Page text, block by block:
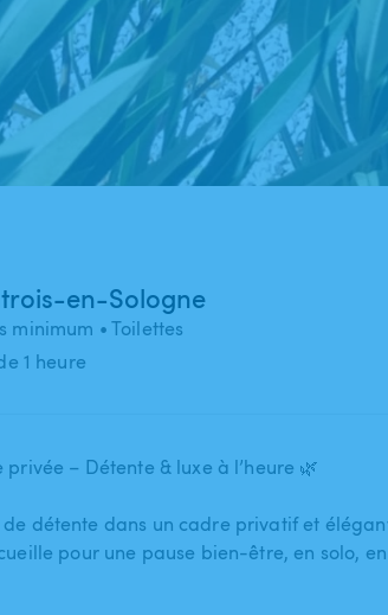
en-Sologne
minimum • Toilettes
1 heure
– Détente & luxe à l’heure 🌿
de détente dans un cadre privatif et
pour une pause bien-être​,​ en solo​,​